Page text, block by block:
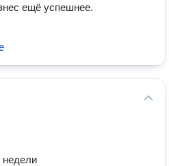
ещё успешнее.